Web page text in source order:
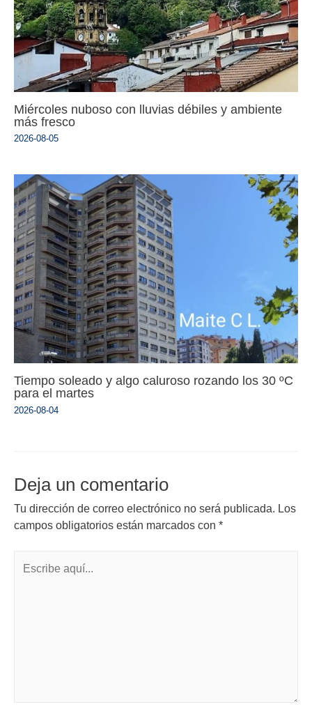
Miércoles nuboso con lluvias débiles y ambiente
más fresco
2026-08-05
Tiempo soleado y algo caluroso rozando los 30 ºC
para el martes
2026-08-04
Deja un comentario
Tu dirección de correo electrónico no será publicada. Los
campos obligatorios están marcados con *